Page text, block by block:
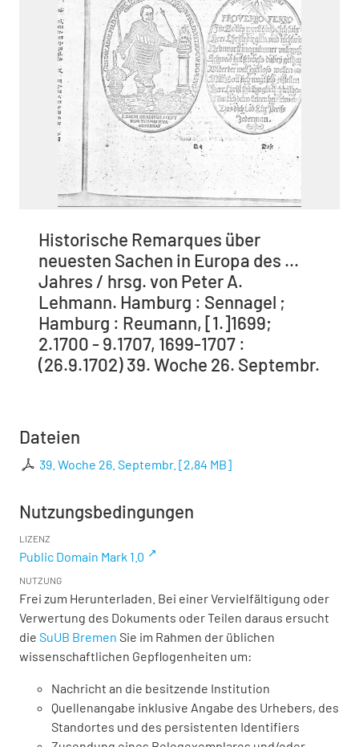
Historische Remarques über
neuesten Sachen in Europa des ...
Jahres / hrsg. von Peter A.
Lehmann. Hamburg : Sennagel ;
Hamburg : Reumann, [1.]1699;
2.1700 - 9.1707, 1699-1707 :
(26.9.1702) 39. Woche 26. Septembr.
Dateien
39. Woche 26. Septembr. [2,84 MB]
Nutzungsbedingungen
LIZENZ
Public Domain Mark 1.0
NUTZUNG
Frei zum Herunterladen. Bei einer Vervielfältigung oder
Verwertung des Dokuments oder Teilen daraus ersucht
die SuUB Bremen Sie im Rahmen der üblichen
wissenschaftlichen Gepflogenheiten um:
Nachricht an die besitzende Institution
Quellenangabe inklusive Angabe des Urhebers, des
Standortes und des persistenten Identifiers